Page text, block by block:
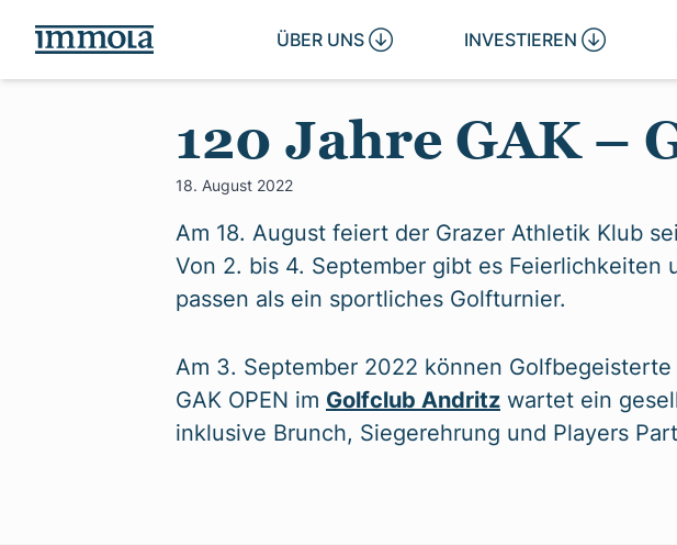
ÜBER UNS  INVESTIEREN 
120 Jahre GAK –
18. August 2022
Am 18. August feiert der Grazer Athletik Klub
Von 2. bis 4. September gibt es Feierlichkeiten
passen als ein sportliches Golfturnier.
Am 3. September 2022 können
GAK OPEN im Golfclub Andritz wartet ein
inklusive Brunch, Siegerehrung und Players